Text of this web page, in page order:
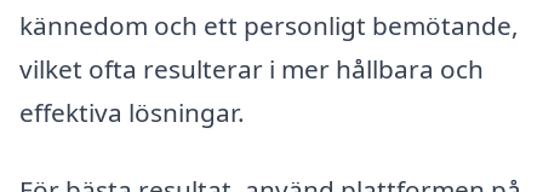
kännedom och ett personligt bemötande,
vilket ofta resulterar i mer hållbara och
effektiva lösningar.